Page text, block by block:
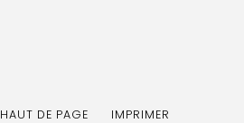
HAUT DE PAGE IMPRIMER